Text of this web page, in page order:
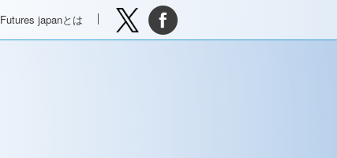
Futures japanとは